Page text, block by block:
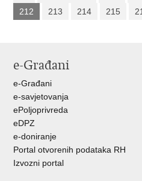
212
213 214 215
e-Građani
e-Građani
e-savjetovanja
ePoljoprivreda
eDPZ
e-doniranje
Portal otvorenih podataka RH
Izvozni portal